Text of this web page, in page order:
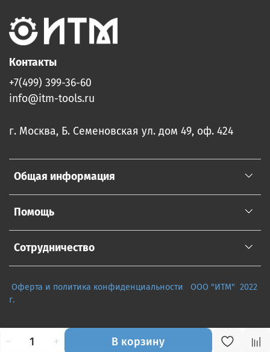
В корзину
Общая информация
Помощь
Сотрудничество
Контакты
+7(499) 399-36-60
info@itm-tools.ru
г. Москва, Б. Семеновская ул. дом 49, оф. 424
Оферта и политика конфиденциальности
ООО "ИТМ" 2022
г.